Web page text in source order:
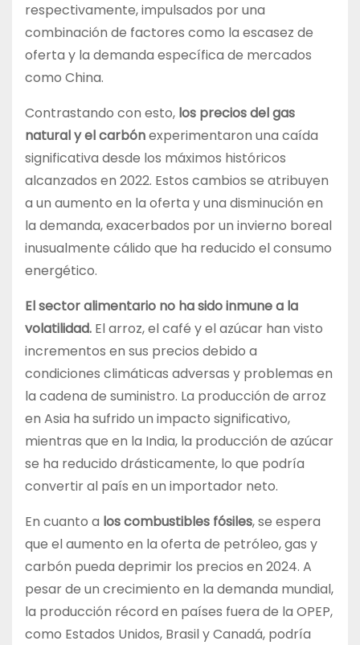
respectivamente, impulsados por una
combinación de factores como la escasez de
oferta y la demanda específica de mercados
como China.
Contrastando con esto, los precios del gas
natural y el carbónexperimentaron una caída
significativa desde los máximos históricos
alcanzados en 2022. Estos cambios se atribuyen
a un aumento en la oferta y una disminución en
la demanda, exacerbados por un invierno boreal
inusualmente cálido que ha reducido el consumo
energético.
El sector alimentario no ha sido inmune a la
volatilidad. El arroz, el café y el azúcar han visto
incrementos en sus precios debido a
condiciones climáticas adversas y problemas en
la cadena de suministro. La producción de arroz
en Asia ha sufrido un impacto significativo,
mientras que en la India, la producción de azúcar
se ha reducido drásticamente, lo que podría
convertir al país en un importador neto.
En cuanto a los combustibles fósiles, se espera
que el aumento en la oferta de petróleo, gas y
carbón pueda deprimir los precios en 2024. A
pesar de un crecimiento en la demanda mundial,
la producción récord en países fuera de la OPEP,
como Estados Unidos, Brasil y Canadá, podría